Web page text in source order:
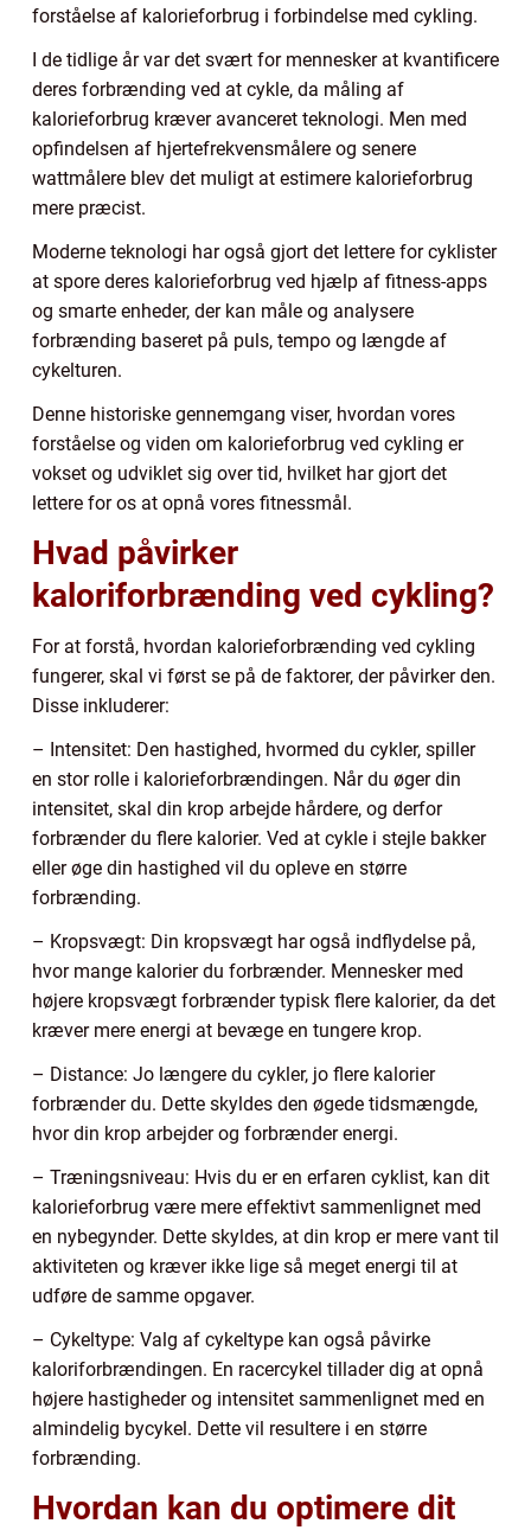
forståelse af kalorieforbrug i forbindelse med cykling.
I de tidlige år var det svært for mennesker at kvantificere
deres forbrænding ved at cykle, da måling af
kalorieforbrug kræver avanceret teknologi. Men med
opfindelsen af hjertefrekvensmålere og senere
wattmålere blev det muligt at estimere kalorieforbrug
mere præcist.
Moderne teknologi har også gjort det lettere for cyklister
at spore deres kalorieforbrug ved hjælp af fitness-apps
og smarte enheder, der kan måle og analysere
forbrænding baseret på puls, tempo og længde af
cykelturen.
Denne historiske gennemgang viser, hvordan vores
forståelse og viden om kalorieforbrug ved cykling er
vokset og udviklet sig over tid, hvilket har gjort det
lettere for os at opnå vores fitnessmål.
Hvad påvirker
kaloriforbrænding ved cykling?
For at forstå, hvordan kalorieforbrænding ved cykling
fungerer, skal vi først se på de faktorer, der påvirker den.
Disse inkluderer:
– Intensitet: Den hastighed, hvormed du cykler, spiller
en stor rolle i kalorieforbrændingen. Når du øger din
intensitet, skal din krop arbejde hårdere, og derfor
forbrænder du flere kalorier. Ved at cykle i stejle bakker
eller øge din hastighed vil du opleve en større
forbrænding.
– Kropsvægt: Din kropsvægt har også indflydelse på,
hvor mange kalorier du forbrænder. Mennesker med
højere kropsvægt forbrænder typisk flere kalorier, da det
kræver mere energi at bevæge en tungere krop.
– Distance: Jo længere du cykler, jo flere kalorier
forbrænder du. Dette skyldes den øgede tidsmængde,
hvor din krop arbejder og forbrænder energi.
– Træningsniveau: Hvis du er en erfaren cyklist, kan dit
kalorieforbrug være mere effektivt sammenlignet med
en nybegynder. Dette skyldes, at din krop er mere vant til
aktiviteten og kræver ikke lige så meget energi til at
udføre de samme opgaver.
– Cykeltype: Valg af cykeltype kan også påvirke
kaloriforbrændingen. En racercykel tillader dig at opnå
højere hastigheder og intensitet sammenlignet med en
almindelig bycykel. Dette vil resultere i en større
forbrænding.
Hvordan kan du optimere dit